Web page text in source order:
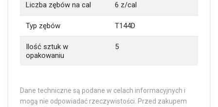
Liczba zębów na cal 6 z/cal
Typ zębów T144D
Ilość sztuk w
opakowaniu
5
Dane techniczne są podane w celach informacyjnych i
mogą nie odpowiadać rzeczywistości. Przed zakupem